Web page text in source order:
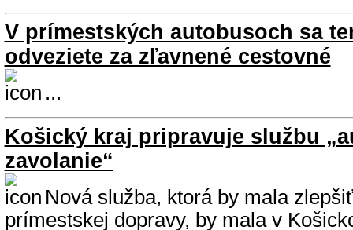
V prímestských autobusoch sa
odveziete za zľavnené cestovné
...
Košický kraj pripravuje službu
zavolanie“
Nová služba, ktorá by mala
prímestskej dopravy, by mala v